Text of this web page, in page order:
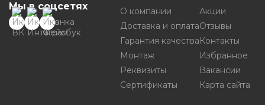
Мы в соцсетях
О компании
Доставка и оплата
Гарантия качества
Монтаж
Реквизиты
Сертификаты
Акции
Отзывы
Контакты
Избранное
Вакансии
Карта сайта